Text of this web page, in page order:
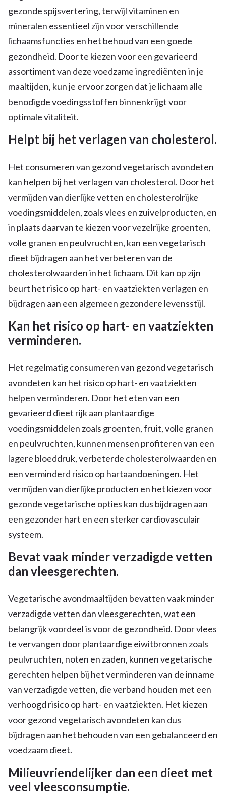
gezonde spijsvertering, terwijl vitaminen en
mineralen essentieel zijn voor verschillende
lichaamsfuncties en het behoud van een goede
gezondheid. Door te kiezen voor een gevarieerd
assortiment van deze voedzame ingrediënten in je
maaltijden, kun je ervoor zorgen dat je lichaam alle
benodigde voedingsstoffen binnenkrijgt voor
optimale vitaliteit.
Helpt bij het verlagen van cholesterol.
Het consumeren van gezond vegetarisch avondeten
kan helpen bij het verlagen van cholesterol. Door het
vermijden van dierlijke vetten en cholesterolrijke
voedingsmiddelen, zoals vlees en zuivelproducten, en
in plaats daarvan te kiezen voor vezelrijke groenten,
volle granen en peulvruchten, kan een vegetarisch
dieet bijdragen aan het verbeteren van de
cholesterolwaarden in het lichaam. Dit kan op zijn
beurt het risico op hart- en vaatziekten verlagen en
bijdragen aan een algemeen gezondere levensstijl.
Kan het risico op hart- en vaatziekten
verminderen.
Het regelmatig consumeren van gezond vegetarisch
avondeten kan het risico op hart- en vaatziekten
helpen verminderen. Door het eten van een
gevarieerd dieet rijk aan plantaardige
voedingsmiddelen zoals groenten, fruit, volle granen
en peulvruchten, kunnen mensen profiteren van een
lagere bloeddruk, verbeterde cholesterolwaarden en
een verminderd risico op hartaandoeningen. Het
vermijden van dierlijke producten en het kiezen voor
gezonde vegetarische opties kan dus bijdragen aan
een gezonder hart en een sterker cardiovasculair
systeem.
Bevat vaak minder verzadigde vetten
dan vleesgerechten.
Vegetarische avondmaaltijden bevatten vaak minder
verzadigde vetten dan vleesgerechten, wat een
belangrijk voordeel is voor de gezondheid. Door vlees
te vervangen door plantaardige eiwitbronnen zoals
peulvruchten, noten en zaden, kunnen vegetarische
gerechten helpen bij het verminderen van de inname
van verzadigde vetten, die verband houden met een
verhoogd risico op hart- en vaatziekten. Het kiezen
voor gezond vegetarisch avondeten kan dus
bijdragen aan het behouden van een gebalanceerd en
voedzaam dieet.
Milieuvriendelijker dan een dieet met
veel vleesconsumptie.